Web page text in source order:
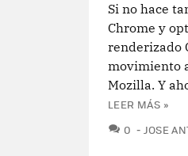
Si no hace
Chrome y
renderizado
movimiento
Mozilla. Y
LEER MÁS »
0
JOSE